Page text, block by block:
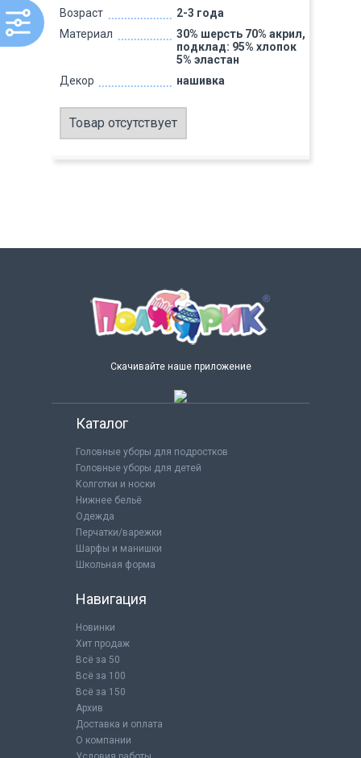
Возраст
2-3 года
Материал
30% шерсть 70% акрил,
подклад: 95% хлопок
5% эластан
Декор
нашивка
Товар отсутствует
Скачивайте наше приложение
Каталог
Головные уборы для подростков
Головные уборы для детей
Колготки и носки
Нижнее бельё
Одежда
Перчатки/варежки
Шарфы и манишки
Школьная форма
Навигация
Новинки
Хит продаж
Всё за 50
Всё за 100
Всё за 150
Архив
Доставка и оплата
О компании